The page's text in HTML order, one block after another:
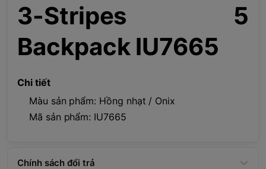
3-Stripes 5
Backpack IU7665
Chi tiết
Màu sản phẩm: Hồng nhạt / Onix
Mã sản phẩm: IU7665
Chính sách đổi trả